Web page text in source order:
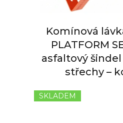
Komínová
PLATFORM
asfaltový
střechy –
SKLADEM